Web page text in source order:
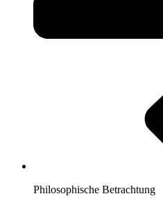
Philosophische Betrachtung